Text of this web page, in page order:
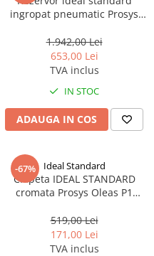
ingropat pneumatic Prosys
1.942,00 Lei
653,00 Lei
TVA inclus
IN STOC
ADAUGA IN COS
-67% Ideal Standard
Clapeta IDEAL STANDARD
cromata Prosys Oleas P1
519,00 Lei
171,00 Lei
TVA inclus